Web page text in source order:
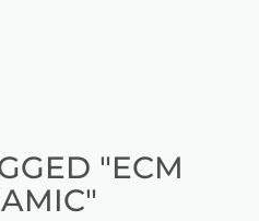
"ECM